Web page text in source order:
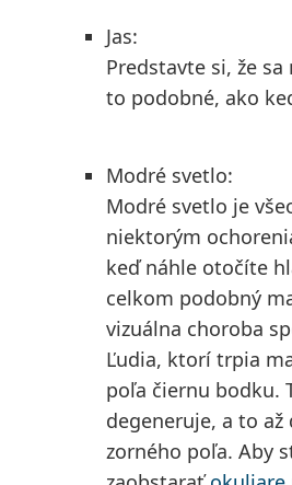
Jas:
Predstavte si, že
to podobné, ako
Modré svetlo:
Modré svetlo je
niektorým
keď náhle otočíte
celkom podobný
vizuálna choroba
Ľudia, ktorí trpia
poľa čiernu bodku.
degeneruje, a to
zorného poľa. Aby